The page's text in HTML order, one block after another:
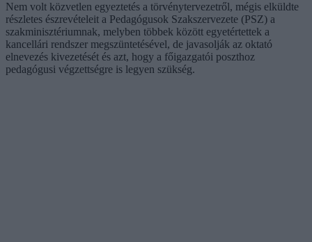
Nem volt közvetlen egyeztetés a törvénytervezetről, mégis elküldte
részletes észrevételeit a Pedagógusok Szakszervezete (PSZ) a
szakminisztériumnak, melyben többek között egyetértettek a
kancellári rendszer megszüntetésével, de javasolják az oktató
elnevezés kivezetését és azt, hogy a főigazgatói poszthoz
pedagógusi végzettségre is legyen szükség.